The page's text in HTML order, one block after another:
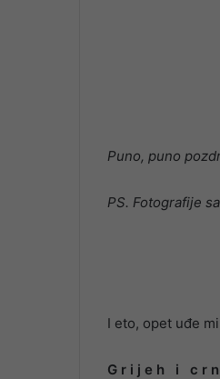
Puno, puno
PS. Fotografije
I eto, opet uđe
G r i j e h i c r